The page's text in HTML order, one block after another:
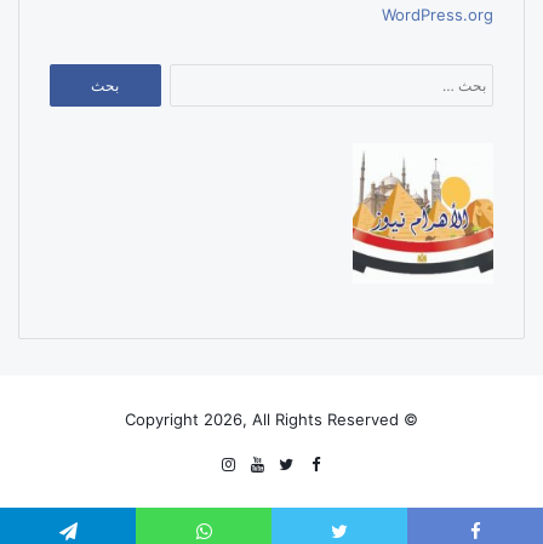
WordPress.org
عن:
© Copyright 2026, All Rights Reserved